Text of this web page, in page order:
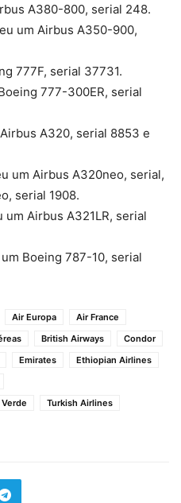
A380-800, serial 248.
um Airbus A350-900,
777F, serial 37731.
777-300ER, serial
A320, serial 8853 e
um Airbus A320neo, serial,
serial 1908.
um Airbus A321LR, serial
Boeing 787-10, serial
Air Europa
Air France
British Airways
Condor
Emirates
Ethiopian Airlines
Turkish Airlines